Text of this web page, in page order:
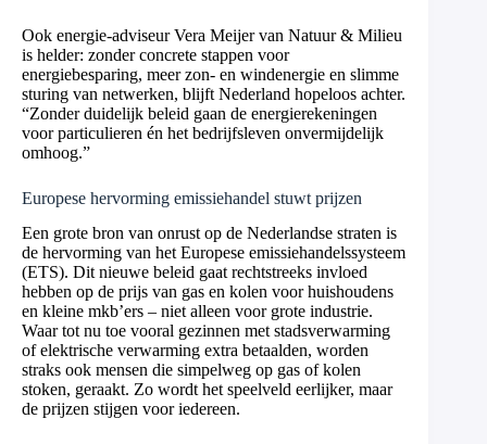
Ook energie-adviseur Vera Meijer van Natuur & Milieu
is helder: zonder concrete stappen voor
energiebesparing, meer zon- en windenergie en slimme
sturing van netwerken, blijft Nederland hopeloos achter.
“Zonder duidelijk beleid gaan de energierekeningen
voor particulieren én het bedrijfsleven onvermijdelijk
omhoog.”
Europese hervorming emissiehandel stuwt prijzen
Een grote bron van onrust op de Nederlandse straten is
de hervorming van het Europese emissiehandelssysteem
(ETS). Dit nieuwe beleid gaat rechtstreeks invloed
hebben op de prijs van gas en kolen voor huishoudens
en kleine mkb’ers – niet alleen voor grote industrie.
Waar tot nu toe vooral gezinnen met stadsverwarming
of elektrische verwarming extra betaalden, worden
straks ook mensen die simpelweg op gas of kolen
stoken, geraakt. Zo wordt het speelveld eerlijker, maar
de prijzen stijgen voor iedereen.